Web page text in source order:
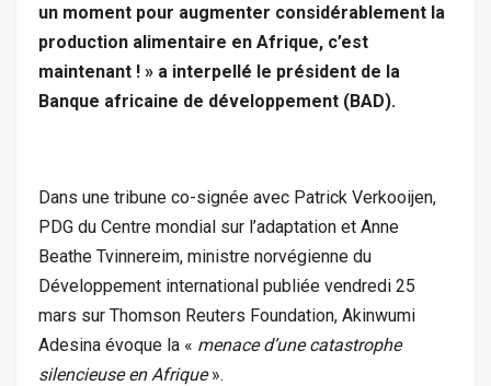
un moment pour augmenter considérablement la
production alimentaire en Afrique, c’est
maintenant ! » a interpellé le président de la
Banque africaine de développement (BAD).
Dans une tribune co-signée avec Patrick Verkooijen,
PDG du Centre mondial sur l’adaptation et Anne
Beathe Tvinnereim, ministre norvégienne du
Développement international publiée vendredi 25
mars sur Thomson Reuters Foundation, Akinwumi
Adesina évoque la « menace d’une catastrophe
silencieuse en Afrique».